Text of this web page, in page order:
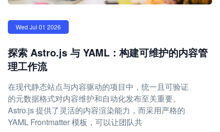
Wed Jul 01 2026
探索 Astro.js 与 YAML：构建可维护的内容管
理工作流
在现代静态站点与内容驱动的项目中，统一且可验证
的元数据格式对内容维护和自动化发布至关重要。
Astro.js 提供了灵活的内容渲染能力，而采用严格的
YAML Frontmatter 模板，可以让团队共